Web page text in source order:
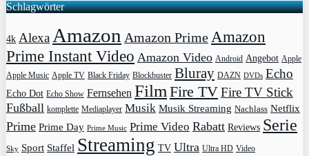
Schlagwörter
4k Alexa Amazon Amazon Prime Amazon
Prime Instant Video Amazon Video Android Angebot Apple
Apple Music Apple TV Black Friday Blockbuster Bluray DAZN DVDs Echo
Echo Dot Echo Show Fernsehen Film Fire TVFire TV Stick
Fußball komplette Mediaplayer Musik Musik Streaming Nachlass Netflix
Prime Prime Day Prime Music Prime Video Rabatt Reviews Serie
Sky Sport Staffel Streaming TV Ultra Ultra HD Video